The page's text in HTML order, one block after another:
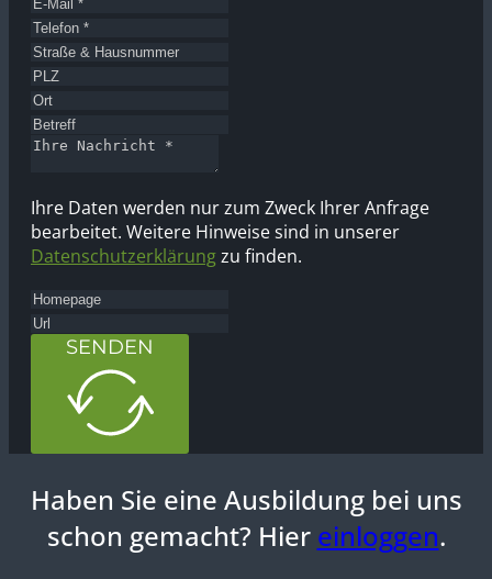
Ihre Daten werden nur zum Zweck Ihrer Anfrage
bearbeitet. Weitere Hinweise sind in unserer
Datenschutzerklärungzu finden.
SENDEN
Haben Sie eine Ausbildung bei uns
schon gemacht? Hier einloggen.